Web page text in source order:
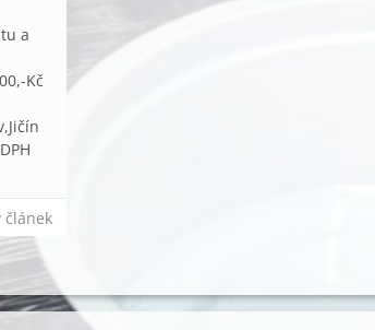
a
Kč
článek